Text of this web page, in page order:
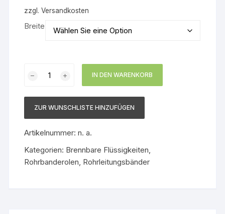
zzgl.Versandkosten
Breite
IN DEN WARENKORB
ZUR WUNSCHLISTE HINZUFÜGEN
Artikelnummer:n. a.
Kategorien: Brennbare Flüssigkeiten,
Rohrbanderolen, Rohrleitungsbänder